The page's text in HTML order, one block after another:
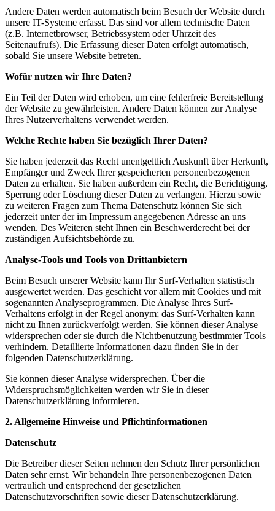
Andere Daten werden automatisch beim Besuch der Website durch
unsere IT-Systeme erfasst. Das sind vor allem technische Daten
(z.B. Internetbrowser, Betriebssystem oder Uhrzeit des
Seitenaufrufs). Die Erfassung dieser Daten erfolgt automatisch,
sobald Sie unsere Website betreten.
Wofür nutzen wir Ihre Daten?
Ein Teil der Daten wird erhoben, um eine fehlerfreie Bereitstellung
der Website zu gewährleisten. Andere Daten können zur Analyse
Ihres Nutzerverhaltens verwendet werden.
Welche Rechte haben Sie bezüglich Ihrer Daten?
Sie haben jederzeit das Recht unentgeltlich Auskunft über Herkunft,
Empfänger und Zweck Ihrer gespeicherten personenbezogenen
Daten zu erhalten. Sie haben außerdem ein Recht, die Berichtigung,
Sperrung oder Löschung dieser Daten zu verlangen. Hierzu sowie
zu weiteren Fragen zum Thema Datenschutz können Sie sich
jederzeit unter der im Impressum angegebenen Adresse an uns
wenden. Des Weiteren steht Ihnen ein Beschwerderecht bei der
zuständigen Aufsichtsbehörde zu.
Analyse-Tools und Tools von Drittanbietern
Beim Besuch unserer Website kann Ihr Surf-Verhalten statistisch
ausgewertet werden. Das geschieht vor allem mit Cookies und mit
sogenannten Analyseprogrammen. Die Analyse Ihres Surf-
Verhaltens erfolgt in der Regel anonym; das Surf-Verhalten kann
nicht zu Ihnen zurückverfolgt werden. Sie können dieser Analyse
widersprechen oder sie durch die Nichtbenutzung bestimmter Tools
verhindern. Detaillierte Informationen dazu finden Sie in der
folgenden Datenschutzerklärung.
Sie können dieser Analyse widersprechen. Über die
Widerspruchsmöglichkeiten werden wir Sie in dieser
Datenschutzerklärung informieren.
2. Allgemeine Hinweise und Pflichtinformationen
Datenschutz
Die Betreiber dieser Seiten nehmen den Schutz Ihrer persönlichen
Daten sehr ernst. Wir behandeln Ihre personenbezogenen Daten
vertraulich und entsprechend der gesetzlichen
Datenschutzvorschriften sowie dieser Datenschutzerklärung.